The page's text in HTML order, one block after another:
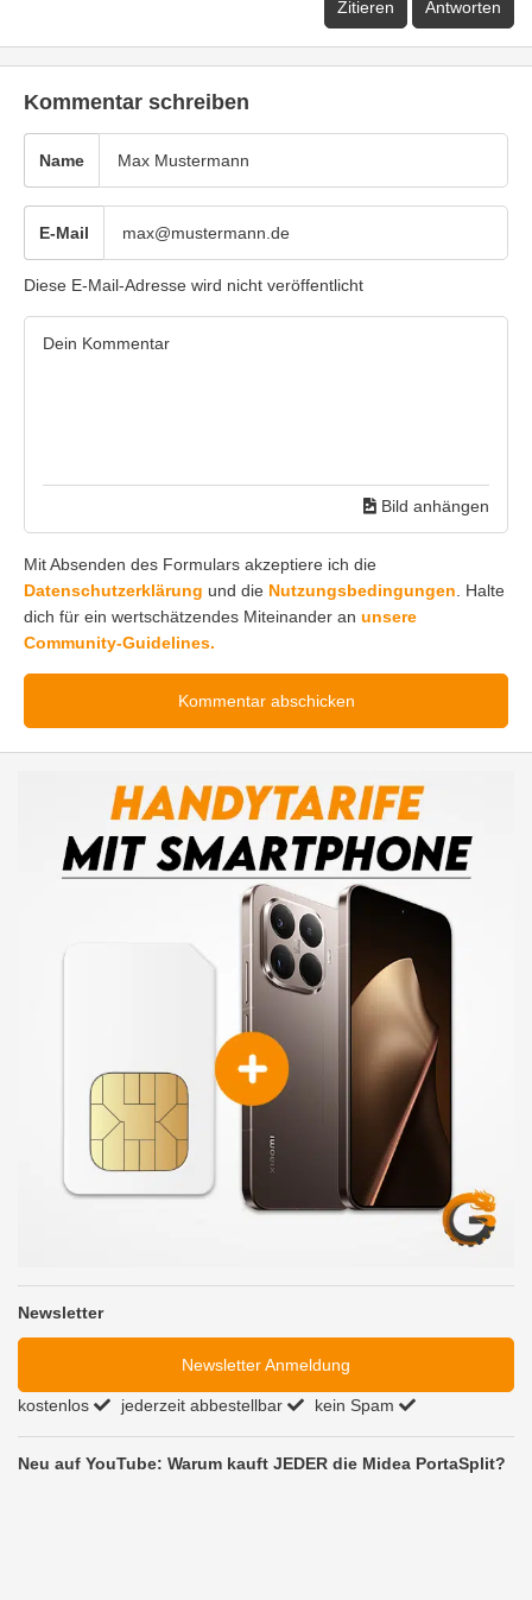
Zitieren Antworten
Kommentar schreiben
Name
E-Mail
Diese E-Mail-Adresse wird nicht veröffentlicht
Bild anhängen
Mit Absenden des Formulars akzeptiere ich die
Datenschutzerklärung und die Nutzungsbedingungen . Halte
dich für ein wertschätzendes Miteinander an unsere
Community-Guidelines.
Newsletter
Newsletter Anmeldung
kostenlos jederzeit abbestellbar kein Spam
Neu auf YouTube: Warum kauft JEDER die Midea PortaSplit?